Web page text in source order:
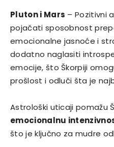
Pluton i Mars – Pozitivni
pojačati sposobnost
emocionalne jasnoće i
dodatno naglasiti
emocije, što Škorpiji
prošlost i odluči šta je
Astrološki uticaji pomažu
emocionalnu
što je ključno za mudre